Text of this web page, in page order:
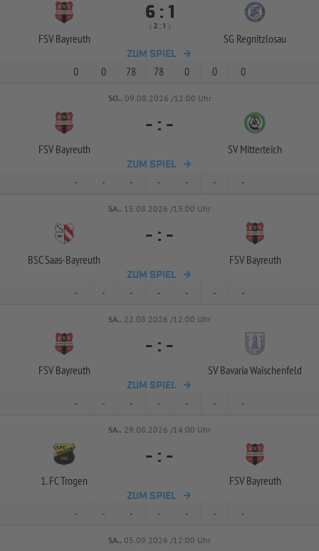
FSV Bayreuth
 : 
(  :  )
SG Regnitzlosau
ZUM SPIEL
0 0 78 78 0 0 0
SO.. 09.08.2026 /12:00 Uhr
FSV Bayreuth
- : -
SV Mitterteich
ZUM SPIEL
- - - - - - -
SA.. 15.08.2026 /13:00 Uhr
BSC Saas-Bayreuth
- : -
FSV Bayreuth
ZUM SPIEL
- - - - - - -
SA.. 22.08.2026 /12:00 Uhr
FSV Bayreuth
- : -
SV Bavaria Waischenfeld
ZUM SPIEL
- - - - - - -
SA.. 29.08.2026 /14:00 Uhr
1. FC Trogen
- : -
FSV Bayreuth
ZUM SPIEL
- - - - - - -
SA.. 05.09.2026 /12:00 Uhr